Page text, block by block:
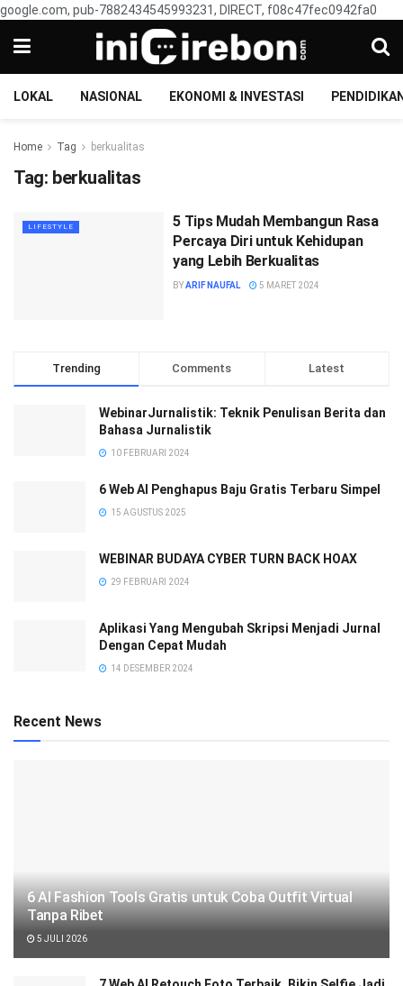
google.com, pub-7882434545993231, DIRECT, f08c47fec0942fa0
LOKAL NASIONAL EKONOMI & INVESTASI
Home Tag berkualitas
Tag: berkualitas
LIFESTYLE
5 Tips Mudah Membangun Rasa
Percaya Diri untuk Kehidupan
yang Lebih Berkualitas
BYARIF NAUFAL 5 MARET 2024
Trending Comments Latest
WebinarJurnalistik: Teknik Penulisan Berita dan
Bahasa Jurnalistik
10 FEBRUARI 2024
6 Web AI Penghapus Baju Gratis Terbaru Simpel
15 AGUSTUS 2025
WEBINAR BUDAYA CYBER TURN BACK HOAX
29 FEBRUARI 2024
Aplikasi Yang Mengubah Skripsi Menjadi Jurnal
Dengan Cepat Mudah
14 DESEMBER 2024
Recent News
6 AI Fashion Tools Gratis untuk Coba Outfit Virtual
Tanpa Ribet
5 JULI 2026